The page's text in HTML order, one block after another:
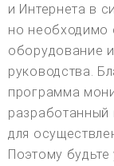
и Интернета в
но необходимо
оборудование
руководства.
программа
разработанный
для
Поэтому